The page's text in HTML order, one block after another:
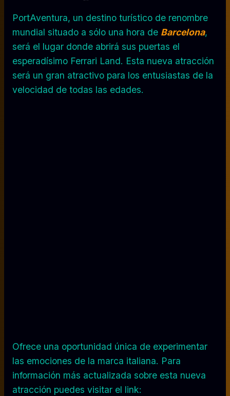
PortAventura, un destino turístico de renombre
mundial situado a sólo una hora de Barcelona,
será el lugar donde abrirá sus puertas el
esperadísimo Ferrari Land. Esta nueva atracción
será un gran atractivo para los entusiastas de la
velocidad de todas las edades.
Ofrece una oportunidad única de experimentar
las emociones de la marca italiana. Para
información más actualizada sobre esta nueva
atracción puedes visitar el link: